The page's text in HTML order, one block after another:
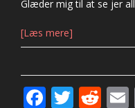
Glæder mig til at se jer
[Læs mere]
F T R